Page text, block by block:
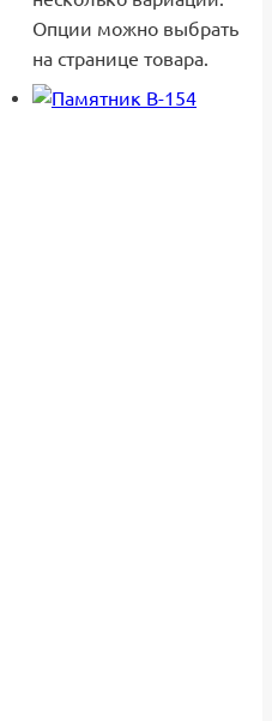
Опции можно выбрать
на странице товара.